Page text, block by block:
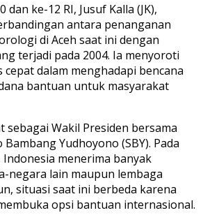
dan ke-12 RI, Jusuf Kalla (JK),
antara penanganan
di Aceh saat ini dengan
terjadi pada 2004. Ia menyoroti
dalam menghadapi bencana
bantuan untuk masyarakat
sebagai Wakil Presiden bersama
Yudhoyono (SBY). Pada
Indonesia menerima banyak
negara lain maupun lembaga
situasi saat ini berbeda karena
opsi bantuan internasional.